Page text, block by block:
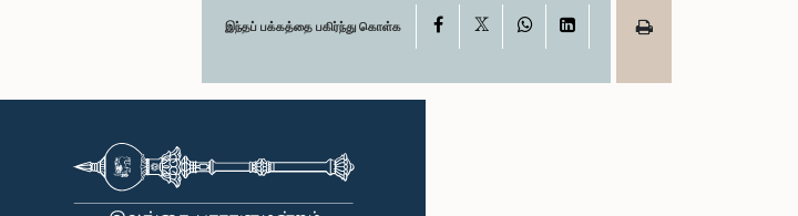
இந்தப் பக்கத்தை பகிர்ந்து கொள்க Facebook WhatsAppLinkedIn